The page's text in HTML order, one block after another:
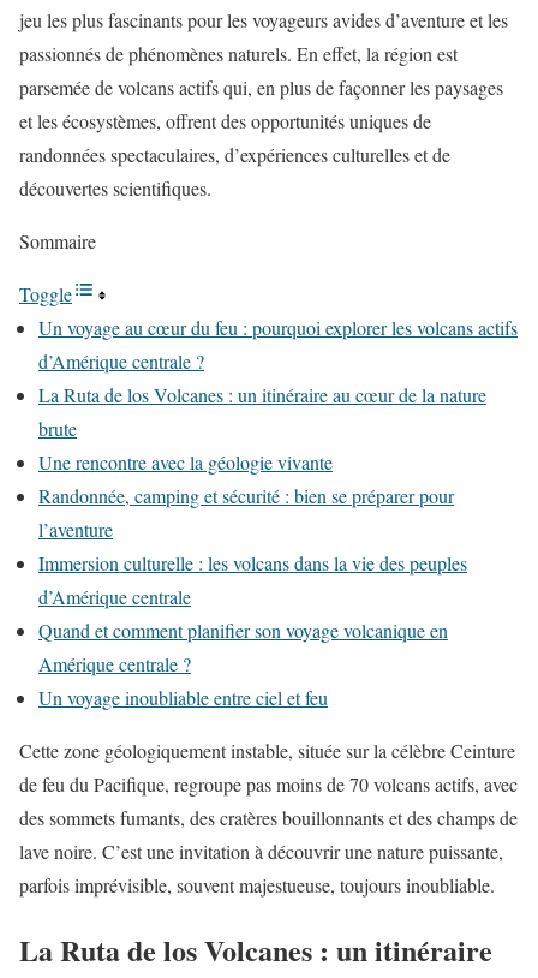
jeu les plus fascinants pour les voyageurs avides d’aventure et les
passionnés de phénomènes naturels. En effet, la région est
parsemée de volcans actifs qui, en plus de façonner les paysages
et les écosystèmes, offrent des opportunités uniques de
randonnées spectaculaires, d’expériences culturelles et de
découvertes scientifiques.
Sommaire
Toggle
Un voyage au cœur du feu : pourquoi explorer les volcans actifs
d’Amérique centrale ?
La Ruta de los Volcanes : un itinéraire au cœur de la nature
brute
Une rencontre avec la géologie vivante
Randonnée, camping et sécurité : bien se préparer pour
l’aventure
Immersion culturelle : les volcans dans la vie des peuples
d’Amérique centrale
Quand et comment planifier son voyage volcanique en
Amérique centrale ?
Un voyage inoubliable entre ciel et feu
Cette zone géologiquement instable, située sur la célèbre Ceinture
de feu du Pacifique, regroupe pas moins de 70 volcans actifs, avec
des sommets fumants, des cratères bouillonnants et des champs de
lave noire. C’est une invitation à découvrir une nature puissante,
parfois imprévisible, souvent majestueuse, toujours inoubliable.
La Ruta de los Volcanes : un itinéraire